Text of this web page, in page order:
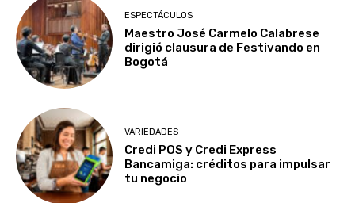
ESPECTÁCULOS
Maestro José Carmelo Calabrese
dirigió clausura de Festivando en
Bogotá
VARIEDADES
Credi POS y Credi Express
Bancamiga: créditos para impulsar
tu negocio